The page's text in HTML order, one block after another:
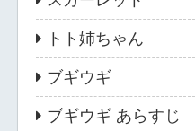
トト姉ちゃん
ブギウギ
ブギウギ あらすじ